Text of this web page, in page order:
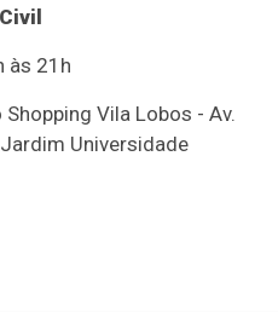
às 21h
Vila Lobos - Av.
Universidade